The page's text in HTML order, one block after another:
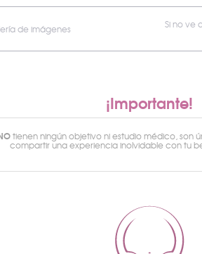
de imágenes Si no ve
¡Importante!
tienen ningún objetivo ni estudio médico, son
compartir una experiencia inolvidable con tu